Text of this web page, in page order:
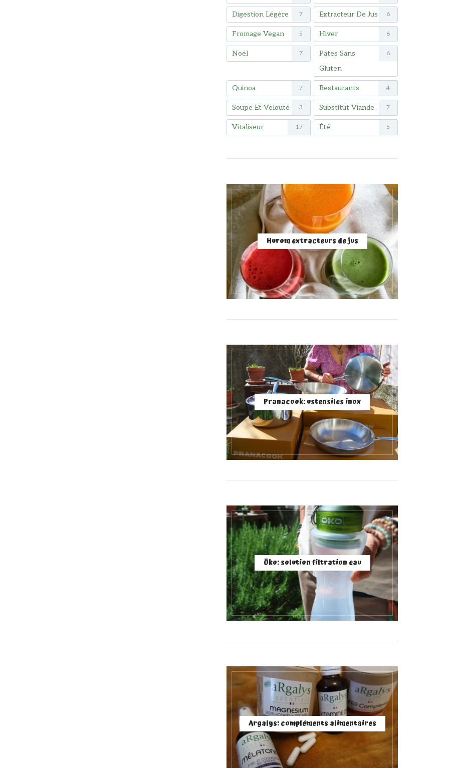
Digestion Légère 7 Extracteur De Jus 6
Fromage Vegan 5 Hiver 6
Noël 7
Pâtes Sans
Gluten
6
Quinoa 7 Restaurants 4
Soupe Et Velouté 3 Substitut Viande 7
Vitaliseur 17 Été 5
Hurom extracteurs de jus
Pranacook: ustensiles inox
Öko: solution filtration eau
Argalys: compléments alimentaires